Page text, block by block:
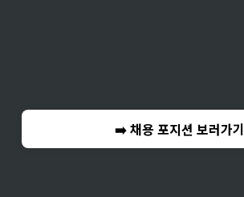
➡️ 채용 포지션 보러가기